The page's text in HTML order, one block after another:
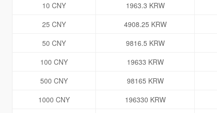
10 CNY
1963.3 KRW
25 CNY
4908.25 KRW
50 CNY
9816.5 KRW
100 CNY
19633 KRW
500 CNY
98165 KRW
1000 CNY
196330 KRW